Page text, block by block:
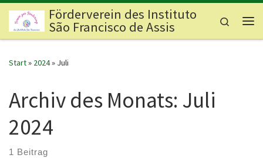
Zum Inhalt springen
Förderverein des Instituto
São Francisco de Assis
Search
Start» 2024» Juli
Archiv des Monats: Juli
2024
1 Beitrag